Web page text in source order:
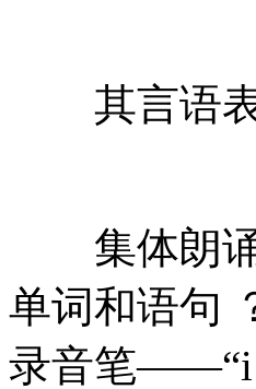
其言语表达
集体朗诵中
单词和语句
录音笔